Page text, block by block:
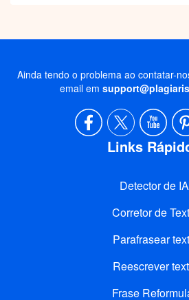
Ainda tendo o problema ao contatar-
email em
Links
Detector de IA
Corretor de
Parafrasear
Reescrever
Frase